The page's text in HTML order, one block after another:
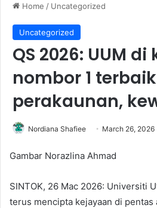
Home / Uncategorized
Uncategorized
QS 2026: UUM
nombor 1
perakaunan,
Nordiana Shafiee March 26, 2026
Gambar Norazlina Ahmad
SINTOK, 26 Mac 2026: Universiti
terus mencipta kejayaan di pentas